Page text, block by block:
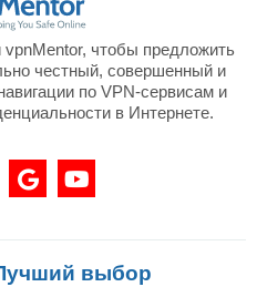
чтобы предложить
честный, совершенный и
по VPN-сервисам и
в Интернете.
выбор